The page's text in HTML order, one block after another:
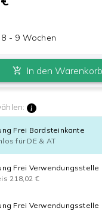
8 - 9 Wochen
In den Warenkorb
Frei Bordsteinkante
für DE & AT
Frei Verwendungsstelle
218,02 €
Frei Verwendungsstelle